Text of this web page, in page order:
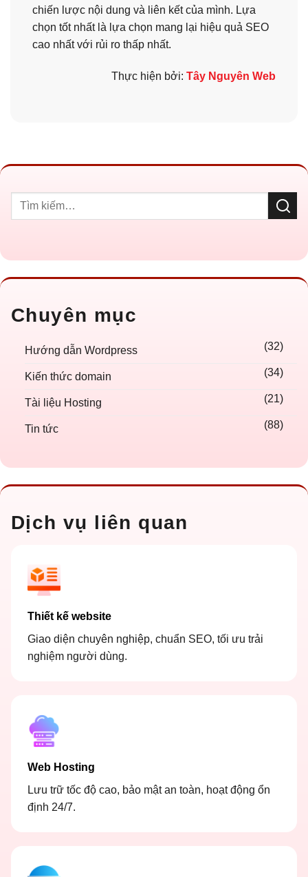
chiến lược nội dung và liên kết của mình. Lựa
chọn tốt nhất là lựa chọn mang lại hiệu quả SEO
cao nhất với rủi ro thấp nhất.
Thực hiện bởi: Tây Nguyên Web
Chuyên mục
Hướng dẫn Wordpress (32)
Kiến thức domain (34)
Tài liệu Hosting (21)
Tin tức (88)
Dịch vụ liên quan
Thiết kế website
Giao diện chuyên nghiệp, chuẩn SEO, tối ưu trải
nghiệm người dùng.
Web Hosting
Lưu trữ tốc độ cao, bảo mật an toàn, hoạt động ổn
định 24/7.